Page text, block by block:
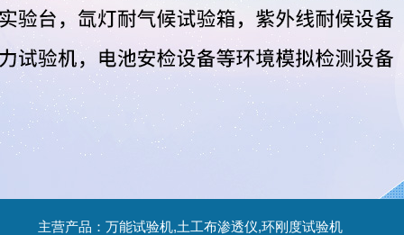
主营产品：万能试验机,土工布渗透仪,环刚度试验机